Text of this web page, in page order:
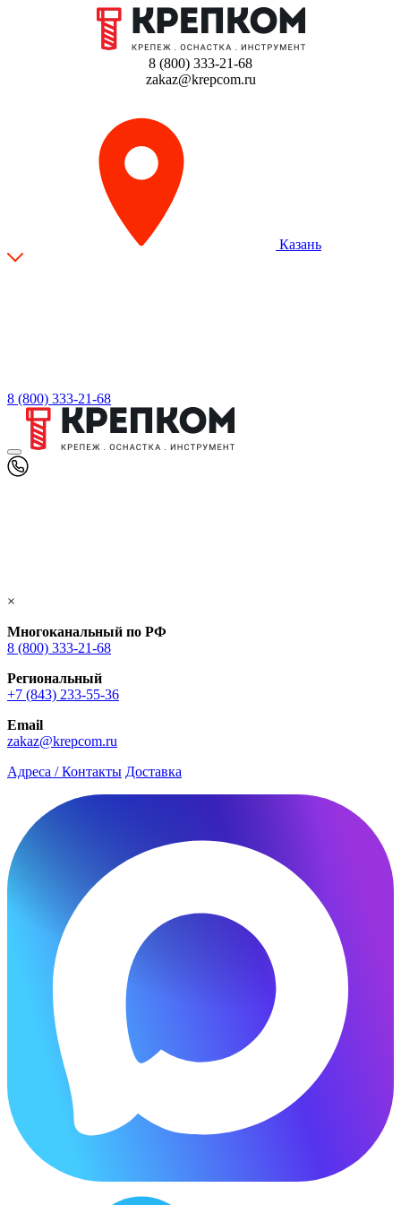
8 (800) 333-21-68
zakaz@krepcom.ru
Казань
8 (800) 333-21-68
×
Многоканальный по РФ
8 (800) 333‑21-68
Региональный
+7 (843) 233-55-36
Email
zakaz@krepcom.ru
Адреса / Контакты Доставка